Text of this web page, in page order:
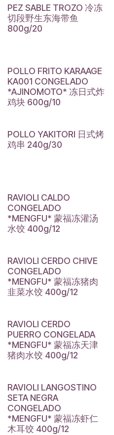
PEZ SABLE TROZO 冷冻
切段野生东海带鱼
800g/20
POLLO FRITO KARAAGE
KA001 CONGELADO
*AJINOMOTO* 冻日式炸
鸡块 600g/10
POLLO YAKITORI 日式烤
鸡串 240g/30
RAVIOLI CALDO
CONGELADO
*MENGFU* 蒙福冻灌汤
水饺 400g/12
RAVIOLI CERDO CHIVE
CONGELADO
*MENGFU* 蒙福冻猪肉
韭菜水饺 400g/12
RAVIOLI CERDO
PUERRO CONGELADA
*MENGFU* 蒙福冻天津
猪肉水饺 400g/12
RAVIOLI LANGOSTINO
SETA NEGRA
CONGELADO
*MENGFU* 蒙福冻虾仁
木耳饺 400g/12